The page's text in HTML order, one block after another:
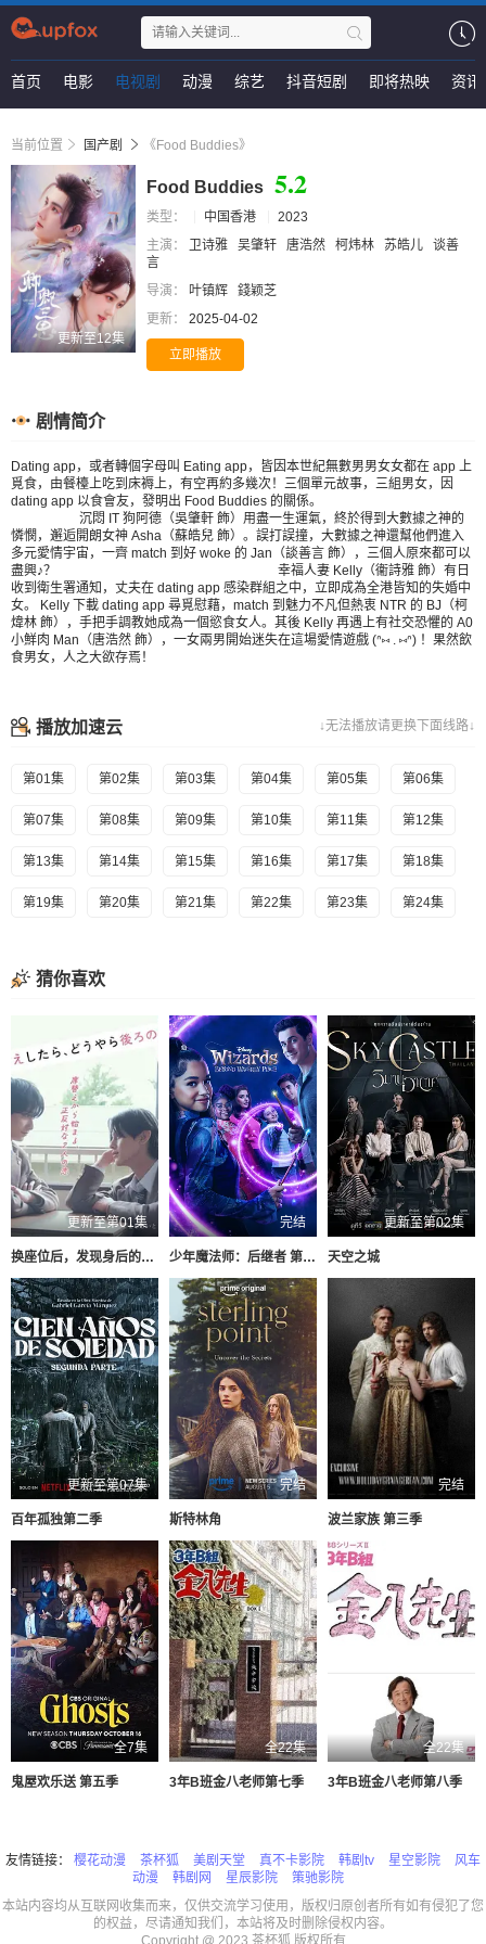
首页 电影 电视剧 动漫 综艺 抖音短剧 即将热映 资讯
当前位置 国产剧 《Food Buddies》
更新至12集
Food Buddies 5.2
类型： 中国香港
2023
主演：
卫诗雅 吴肇轩 唐浩然 柯炜林 苏皓儿
谈善
言
导演：
叶镇辉
錢颖芝
更新：
2025-04-02
立即播放
剧情简介
Dating app，或者轉個字母叫 Eating app，皆因本世紀無數男男女女都在 app 上
覓食，由餐檯上吃到床褥上，有空再約多幾次！三個單元故事，三組男女，因
dating app 以食會友，發明出 Food Buddies 的關係。
沉悶 IT 狗阿德（吳肇軒 飾）用盡一生運氣，終於得到大數據之神的
憐憫，邂逅開朗女神 Asha（蘇皓兒 飾）。誤打誤撞，大數據之神還幫他們進入
多元愛情宇宙，一齊 match 到好 woke 的 Jan（談善言 飾），三個人原來都可以
盡興♪？ 幸福人妻 Kelly（衞詩雅 飾）有日
收到衛生署通知，丈夫在 dating app 感染群組之中，立即成為全港皆知的失婚中
女。 Kelly 下載 dating app 尋覓慰藉，match 到魅力不凡但熱衷 NTR 的 BJ（柯
煒林 飾），手把手調教她成為一個慾食女人。其後 Kelly 再遇上有社交恐懼的 A0
小鮮肉 Man（唐浩然 飾），一女兩男開始迷失在這場愛情遊戲 (ᐢ⑅ . ⑅ᐢ) ！果然飲
食男女，人之大欲存焉！
↓无法播放请更换下面线路↓
播放加速云
第01集 第02集 第03集 第04集 第05集 第06集
第07集 第08集 第09集 第10集 第11集 第12集
第13集 第14集 第15集 第16集 第17集 第18集
第19集 第20集 第21集 第22集 第23集 第24集
猜你喜欢
更新至第01集
换座位后，发现身后的男生好像喜欢我
完结
少年魔法师：后继者 第三季
更新至第02集
天空之城
更新至第07集
百年孤独第二季
完结
斯特林角
完结
波兰家族 第三季
全7集
鬼屋欢乐送 第五季
全22集
3年B班金八老师第七季
全22集
3年B班金八老师第八季
友情链接： 樱花动漫 茶杯狐 美剧天堂 真不卡影院 韩剧tv 星空影院
风车
动漫
韩剧网 星辰影院
策驰影院
本站内容均从互联网收集而来，仅供交流学习使用，版权归原创者所有如有侵犯了您
的权益，尽请通知我们，本站将及时删除侵权内容。
Copyright @ 2023 茶杯狐 版权所有